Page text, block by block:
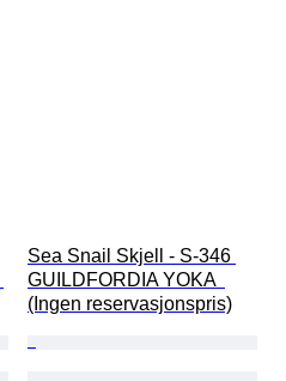
Sea Snail Skjell - S-346
GUILDFORDIA YOKA
(Ingen reservasjonspris)